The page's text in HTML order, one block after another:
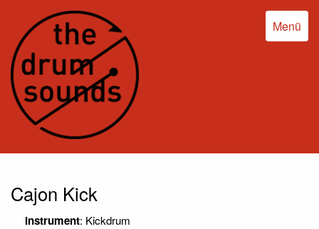
Menü
Cajon Kick
Instrument: Kickdrum